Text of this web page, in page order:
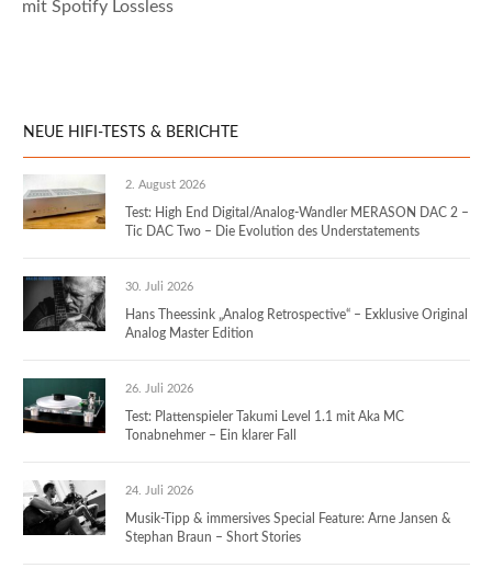
mit Spotify Lossless
NEUE HIFI-TESTS & BERICHTE
2. August 2026
Test: High End Digital/Analog-Wandler MERASON DAC 2 –
Tic DAC Two – Die Evolution des Understatements
30. Juli 2026
Hans Theessink „Analog Retrospective“ – Exklusive Original
Analog Master Edition
26. Juli 2026
Test: Plattenspieler Takumi Level 1.1 mit Aka MC
Tonabnehmer – Ein klarer Fall
24. Juli 2026
Musik-Tipp & immersives Special Feature: Arne Jansen &
Stephan Braun – Short Stories